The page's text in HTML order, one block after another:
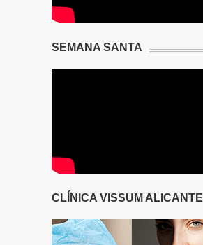
SEMANA SANTA
CLÍNICA VISSUM ALICANTE